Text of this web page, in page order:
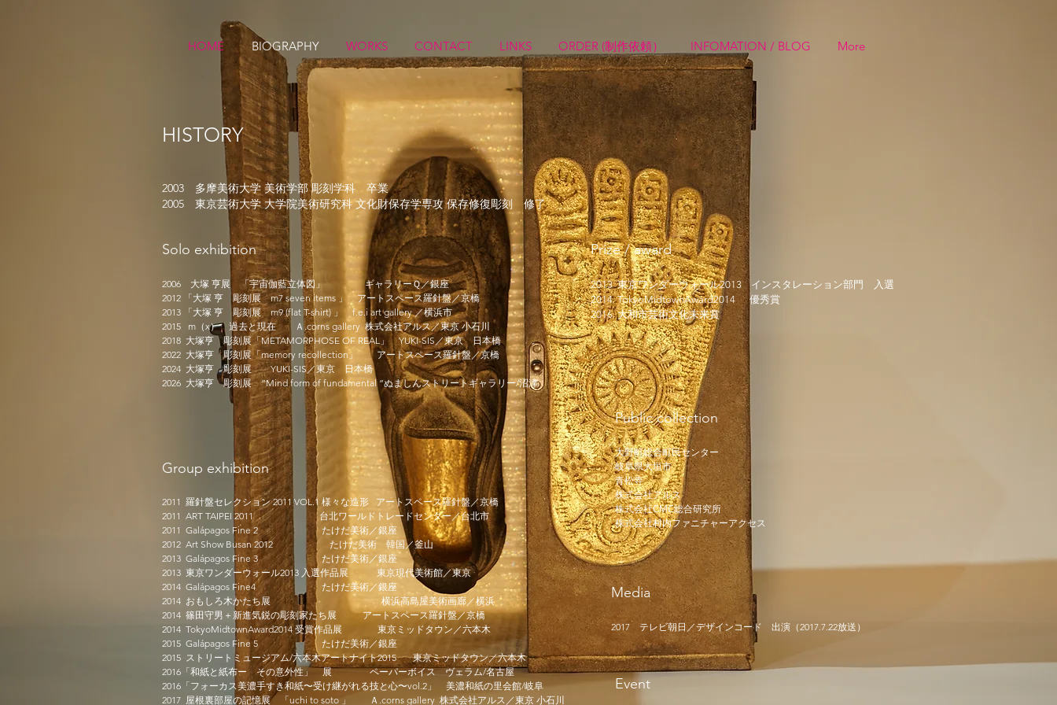
HOME BIOGRAPHY WORKS CONTACT LINKS ORDER (制作依頼） INFOMATION / BLOG More
​HISTORY
2003 多摩美術大学 美術学部 彫刻学科 卒業
2005 東京芸術大学 大学院美術研究科 文化財保存学専攻 保存修復彫刻 修了
Solo exhibition
2006 大塚 亨展 「宇宙伽藍立体図」 ギャラリーＱ／銀座
2012 「大塚 亨 彫刻展 m7 seven items 」 アートスペース羅針盤／京橋
2013 「大塚 亨 彫刻展 m9 (flat T-shirt) 」 f.e.i art gallery ／横浜市
2015 m（x） 過去と現在 Ａ.corns gallery 株式会社アルス／東京 小石川
2018 大塚亨 彫刻展「METAMORPHOSE OF REAL」 YUKI-SIS／東京 日本橋
2022 大塚亨 彫刻展「memory recollection」
アートスペース羅針盤／京橋
2024 大塚亨 彫刻展 YUKI-SIS／東京
日本橋
2026 大塚亨 彫刻展 ”Mind form of fundamental ”ぬましんストリートギャラリー/沼津
Prize / award
2013 東京ワンダーウォール2013 インスタレーション部門 入選
2014 TokyoMidtownAward2014 優秀賞
2016 大和市芸術文化未来賞
Group exhibition
2011 羅針盤セレクション 2011 VOL.1 様々な造形 アートスペース羅針盤／京橋
2011 ART TAIPEI 2011 台北ワールドトレードセンター／台北市
2011 Galápagos Fine 2 たけだ美術／銀座
2012 Art Show Busan 2012 たけだ美術 韓国／釜山
2013 Galápagos Fine 3 たけだ美術／銀座
2013 東京ワンダーウォール2013 入選作品展 東京現代美術館／東京
2014 Galápagos Fine4 たけだ美術／銀座
2014 おもしろ木かたち展 横浜高島屋美術画廊／横浜
2014 篠田守男＋新進気鋭の彫刻家たち展 アートスペース羅針盤／京橋
2014 TokyoMidtownAward2014 受賞作品展 東京ミッドタウン／六本木
2015 Galápagos Fine 5 たけだ美術／銀座
2015 ストリートミュージアム/六本木アートナイト2015 東京ミッドタウン／六本木
2016「和紙と紙布ー その意外性」 展 ペーパーボイス ヴェラム/名古屋
2016「フォーカス美濃手すき和紙〜受け継がれる技と心〜vol.2」 美濃和紙の里会館/岐阜
2017 屋根裏部屋の記憶展「uchi to soto 」 Ａ.corns gallery 株式会社アルス／東京 小石川
Public collection
大野町総合町民センター
​岐阜県大垣市
青松寺
​株式会社アルス
株式会社CMC総合研究所
株式会社村内ファニチャーアクセス
Media
2017 テレビ朝日／デザインコード 出演（2017.7.22放送）
Event